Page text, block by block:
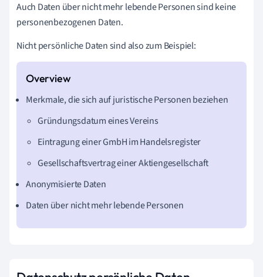
Auch Daten über nicht mehr lebende Personen sind keine
personenbezogenen Daten.
Nicht persönliche Daten sind also zum Beispiel:
Merkmale, die sich auf juristische Personen beziehen
Gründungsdatum eines Vereins
Eintragung einer GmbH im Handelsregister
Gesellschaftsvertrag einer Aktiengesellschaft
Anonymisierte Daten
Daten über nicht mehr lebende Personen